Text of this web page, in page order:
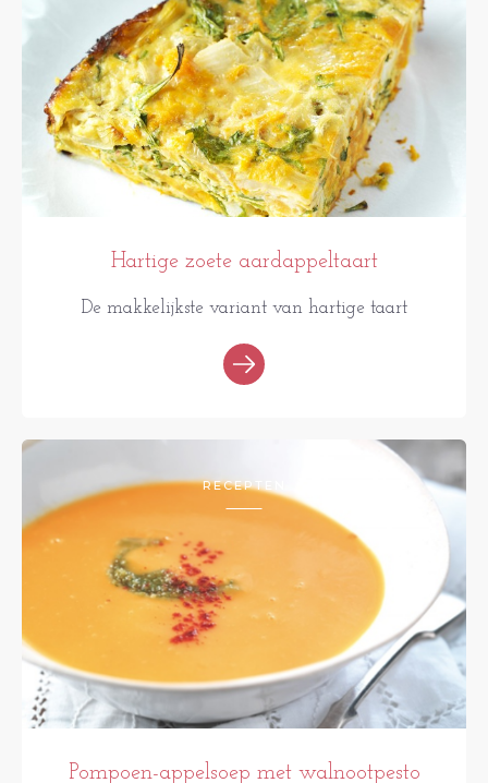
Hartige zoete aardappeltaart
De makkelijkste variant van hartige taart
RECEPTEN
Pompoen-appelsoep met walnootpesto